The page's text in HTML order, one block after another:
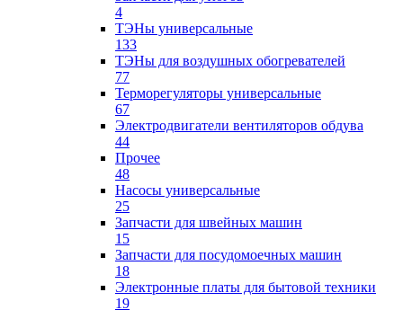
4
ТЭНы универсальные
133
ТЭНы для воздушных обогревателей
77
Терморегуляторы универсальные
67
Электродвигатели вентиляторов обдува
44
Прочее
48
Насосы универсальные
25
Запчасти для швейных машин
15
Запчасти для посудомоечных машин
18
Электронные платы для бытовой техники
19